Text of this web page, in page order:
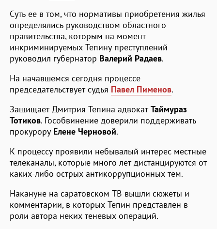
Суть ее в том, что нормативы приобретения жилья
определялись руководством областного
правительства, которым на момент
инкриминируемых Тепину преступлений
руководил губернатор Валерий Радаев.
На начавшемся сегодня процессе
председательствует судья Павел Пименов.
Защищает Дмитрия Тепина адвокатТаймураз
Тотиков. Гособвинение доверили поддерживать
прокурору Елене Черновой.
К процессу проявили небывалый интерес местные
телеканалы, которые много лет дистанцируются от
каких-либо острых антикоррупционных тем.
Накануне на саратовском ТВ вышли сюжеты и
комментарии, в которых Тепин представлен в
роли автора неких теневых операций.